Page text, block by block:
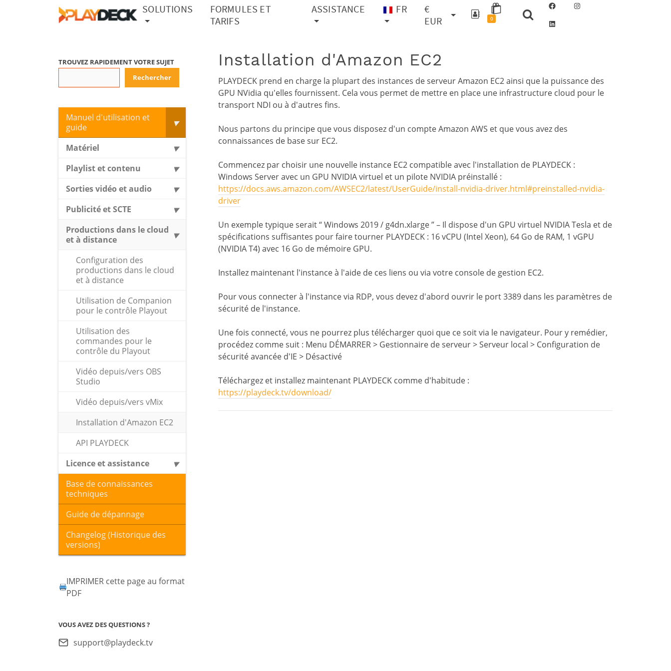
SOLUTIONS
FORMULES ET
TARIFS
ASSISTANCE FR
€
EUR
0
Facebook
Installation d'Amazon EC2
PLAYDECK prend en charge la plupart des instances de serveur Amazon EC2 ainsi que la puissance des
GPU NVidia qu'elles fournissent. Cela vous permet de mettre en place une infrastructure cloud pour le
transport NDI ou à d'autres fins.
Nous partons du principe que vous disposez d'un compte Amazon AWS et que vous avez des
connaissances de base sur EC2.
Commencez par choisir une nouvelle instance EC2 compatible avec l'installation de PLAYDECK :
Windows Server avec un GPU NVIDIA virtuel et un pilote NVIDIA préinstallé :
https://docs.aws.amazon.com/AWSEC2/latest/UserGuide/install-nvidia-driver.html#preinstalled-nvidia-
driver
Un exemple typique serait “ Windows 2019 / g4dn.xlarge ” – Il dispose d'un GPU virtuel NVIDIA Tesla et de
spécifications suffisantes pour faire tourner PLAYDECK : 16 vCPU (Intel Xeon), 64 Go de RAM, 1 vGPU
(NVIDIA T4) avec 16 Go de mémoire GPU.
Installez maintenant l'instance à l'aide de ces liens ou via votre console de gestion EC2.
Pour vous connecter à l'instance via RDP, vous devez d'abord ouvrir le port 3389 dans les paramètres de
sécurité de l'instance.
Une fois connecté, vous ne pourrez plus télécharger quoi que ce soit via le navigateur. Pour y remédier,
procédez comme suit : Menu DÉMARRER > Gestionnaire de serveur > Serveur local > Configuration de
sécurité avancée d'IE > Désactivé
Téléchargez et installez maintenant PLAYDECK comme d'habitude :
https://playdeck.tv/download/
TROUVEZ RAPIDEMENT VOTRE SUJET
Rechercher
Manuel d'utilisation et
guide
Matériel
Playlist et contenu
Sorties vidéo et audio
Publicité et SCTE
Productions dans le cloud
et à distance
Configuration des
productions dans le cloud
et à distance
Utilisation de Companion
pour le contrôle Playout
Utilisation des
commandes pour le
contrôle du Playout
Vidéo depuis/vers OBS
Studio
Vidéo depuis/vers vMix
Installation d'Amazon EC2
API PLAYDECK
Licence et assistance
Base de connaissances
techniques
Guide de dépannage
Changelog (Historique des
versions)
IMPRIMER cette page au format
PDF
VOUS AVEZ DES QUESTIONS ?
support@playdeck.tv